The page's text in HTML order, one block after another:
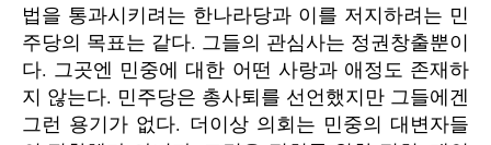
법을 통과시키려는 한나라당과 이를 저지하려는 민
주당의 목표는 같다. 그들의 관심사는 정권창출뿐이
다. 그곳엔 민중에 대한 어떤 사랑과 애정도 존재하
지 않는다. 민주당은 총사퇴를 선언했지만 그들에겐
그런 용기가 없다. 더이상 의회는 민중의 대변자들